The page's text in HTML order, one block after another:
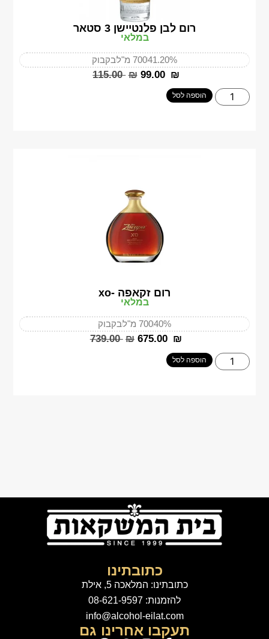
רום לבן פלנטיישן 3 סטאר
במלאי
41.20%700 מ"ל בקבוק
‎115.00 ₪ ‎99.00 ₪
הוספה לסל
רום זקאפה -xo
במלאי
40%700 מ"ל בקבוק
‎739.00 ₪ ‎675.00 ₪
הוספה לסל
כתובתינו
כתובתינו: המלאכה 5, אילת
להזמנות: 08-621-9597
info@alcohol-eilat.com
תעקבו אחרינו גם